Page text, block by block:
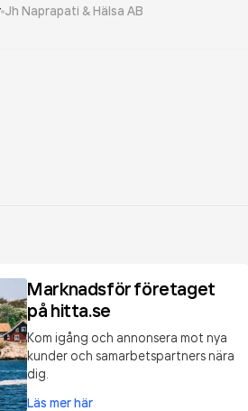
Jh Naprapati & Hälsa AB
Marknadsför företaget
på hitta.se
Kom igång och annonsera mot nya
kunder och samarbetspartners nära
dig.
Läs mer här